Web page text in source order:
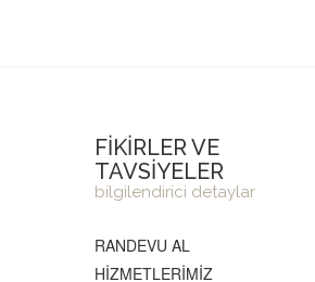
FİKİRLER VE
TAVSİYELER
bilgilendirici detaylar
RANDEVU AL
HİZMETLERİMİZ